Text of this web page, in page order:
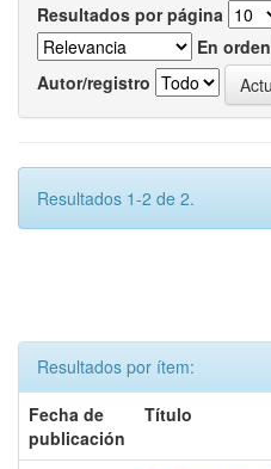
Resultados por página
En orden
Autor/registro
Resultados 1-2 de 2.
Resultados por ítem:
Fecha de
publicación
Título